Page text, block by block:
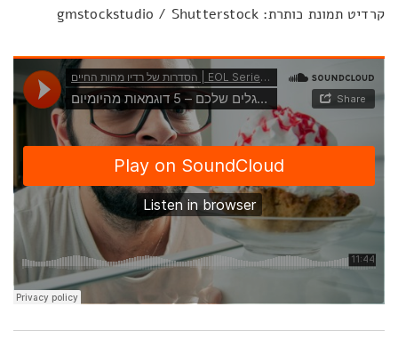
קרדיט תמונת כותרת: gmstockstudio / Shutterstock